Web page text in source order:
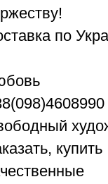
по
купить